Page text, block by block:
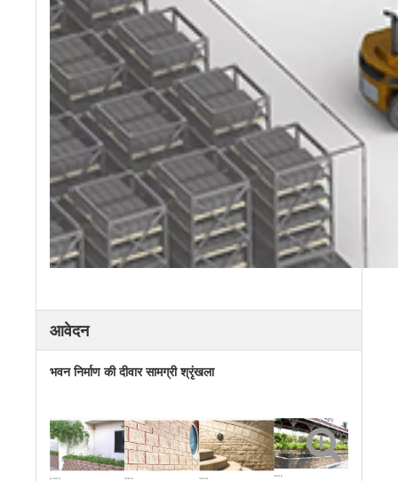
आवेदन
भवन निर्माण की दीवार सामग्री श्रृंखला
फूल बिस्तर ईंट विभाजित ईंट विभाजित ईंट
विभाजित ईंट